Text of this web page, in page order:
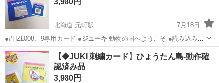
北海道 元町駅
7月18日
●#HZL008、9専用カード ●ジューキ 動物の国へようこそ ●読み込み
確…
北海道 札幌市 元町駅 生活家電
【◆JUKI 刺繍カード】ひょうたん島-動作確
認済み品
3,980円